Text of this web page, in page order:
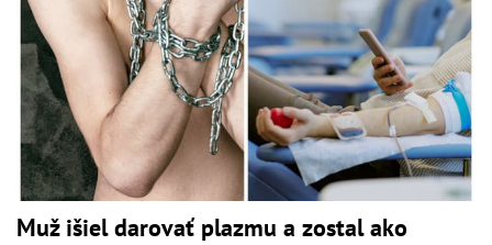
Muž išiel darovať plazmu a zostal ako